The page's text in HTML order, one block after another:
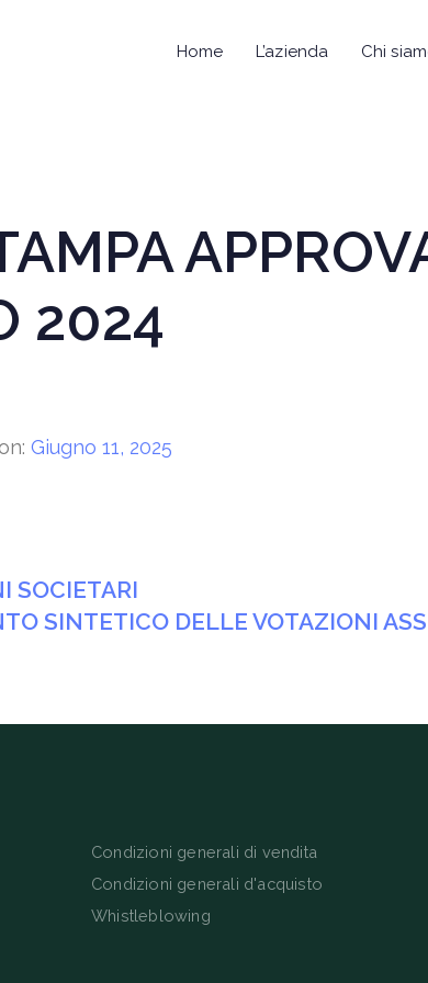
Home L’azienda Chi
2024
Giugno 11, 2025
SOCIETARI
SINTETICO DELLE VOTAZIONI
Condizioni generali di vendita
Condizioni generali d'acquisto
Whistleblowing